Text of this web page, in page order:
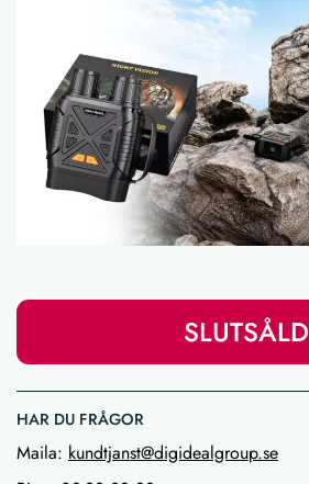
SLUTSÅLD
HAR DU FRÅGOR
Maila: kundtjanst@digidealgroup.se